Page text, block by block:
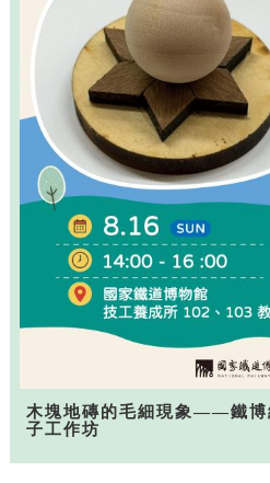
木塊地磚的毛細現象——鐵
子工作坊